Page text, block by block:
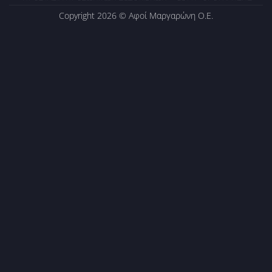
Copyright 2026 © Αφοί Μαργαρώνη Ο.Ε.